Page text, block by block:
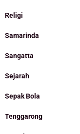
Religi
Samarinda
Sangatta
Sejarah
Sepak Bola
Tenggarong